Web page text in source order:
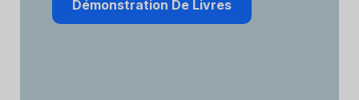
Démonstration De Livres